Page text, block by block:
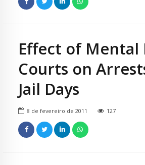
Effect of Mental
Courts on
Jail Days
8 de fevereiro de 2011 127